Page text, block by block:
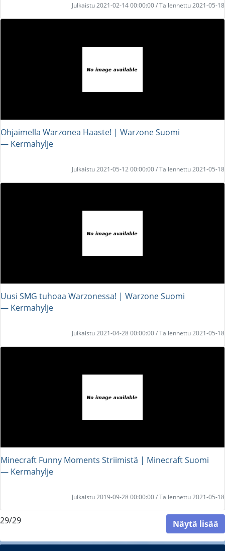
Julkaistu 2021-02-14 00:00:00 / Tallennettu 2021-05-18
Ohjaimella Warzonea Haaste! | Warzone Suomi
― Kermahylje
Julkaistu 2021-05-12 00:00:00 / Tallennettu 2021-05-18
Uusi SMG tuhoaa Warzonessa! | Warzone Suomi
― Kermahylje
Julkaistu 2021-04-28 00:00:00 / Tallennettu 2021-05-18
Minecraft Funny Moments Striimistä | Minecraft Suomi
― Kermahylje
Julkaistu 2019-09-28 00:00:00 / Tallennettu 2021-05-18
29/29 Näytä lisää